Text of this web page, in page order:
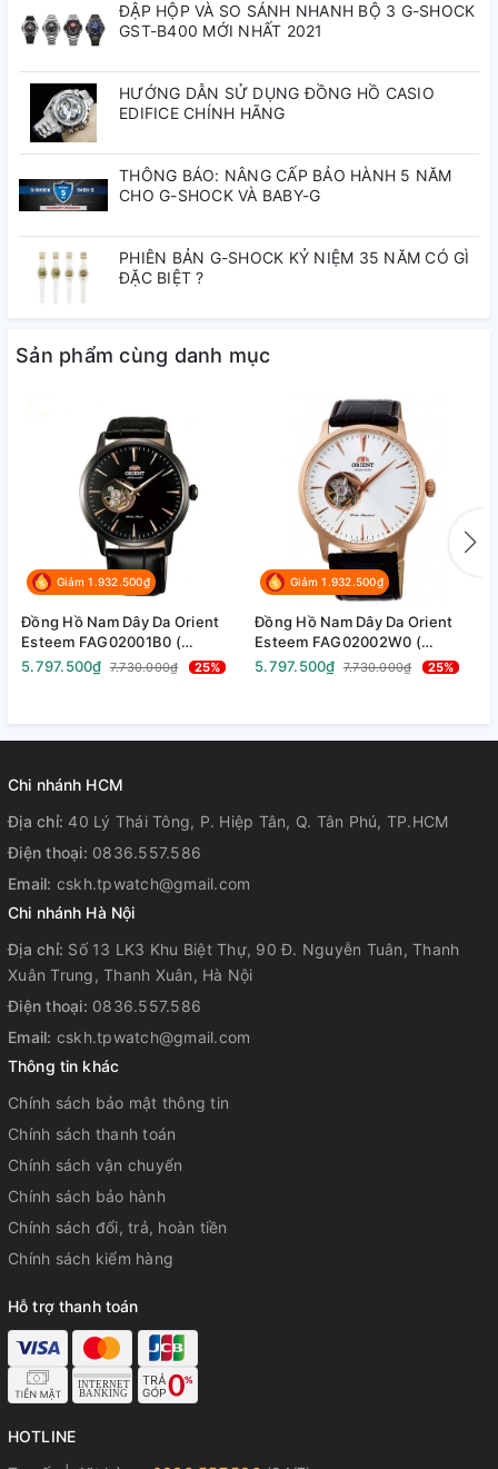
Kích thước mặt
Độ dày 13.8 mm
Độ chịu nước 3 ATM
Chân kính
Dòng sản phẩm
Bộ máy
Kiểu dáng mặt
Màu mặt Trắng
Loại dây Dây Da
USP
Skeleton - Lộ đáy - Cơ tự động
～-15sec/day
Loại đáy Đáy vặn
🔥 Tìm hiểu thêm đồng hồ Orient chính hãng
để nhận khuyến mãi hấp dẫn!
đồng hồ orient chính hãng, đồng hồ orient automatic, đồng
hồ orient sun and moon, đồng hồ nam orient, đồng hồ nam
dây thép orient, orient automatic open heart, orient lộ cơ,
đồng hồ orient máy cơ, orient sun & moon chính hãng
#donghoorient #donghonam #donghoorientautomatic
#orientopenheart #orientwatch #tpwatch
ĐẬP HỘP VÀ SO SÁNH NHANH BỘ 3 G-SHOCK
GST-B400 MỚI NHẤT 2021
HƯỚNG DẪN SỬ DỤNG ĐỒNG HỒ CASIO
EDIFICE CHÍNH HÃNG
THÔNG BÁO: NÂNG CẤP BẢO HÀNH 5 NĂM
CHO G-SHOCK VÀ BABY-G
PHIÊN BẢN G-SHOCK KỶ NIỆM 35 NĂM CÓ GÌ
ĐẶC BIỆT ?
Sản phẩm cùng danh mục
Giảm 1.932.500₫
Đồng Hồ Nam Dây Da Orient
Esteem FAG02001B0 (
SAG02001B0 ) ( TAG02001B0 )
5.797.500₫ 7.730.000₫ 25%
Giảm 1.932.500₫
Đồng Hồ Nam Dây Da Orient
Esteem FAG02002W0 (
SAG02002W0 ) (
5.797.500₫ 7.730.000₫ 25%
Chi nhánh HCM
Địa chỉ: 40 Lý Thái Tông, P. Hiệp Tân, Q. Tân Phú, TP.HCM
Điện thoại: 0836.557.586
Email: cskh.tpwatch@gmail.com
Chi nhánh Hà Nội
Địa chỉ: Số 13 LK3 Khu Biệt Thự, 90 Đ. Nguyễn Tuân, Thanh
Xuân Trung, Thanh Xuân, Hà Nội
Điện thoại: 0836.557.586
Email: cskh.tpwatch@gmail.com
Thông tin khác
Chính sách bảo mật thông tin
Chính sách thanh toán
Chính sách vận chuyển
Chính sách bảo hành
Chính sách đổi, trả, hoàn tiền
Chính sách kiểm hàng
Hỗ trợ thanh toán
HOTLINE